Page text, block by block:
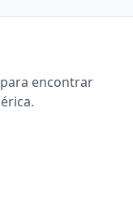
encontrar